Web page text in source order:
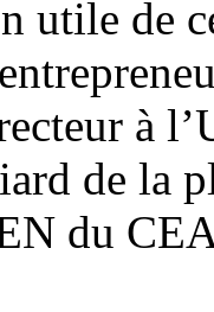
utile de
à
de la
du